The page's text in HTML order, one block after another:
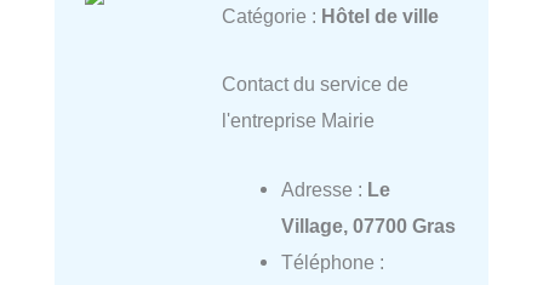
Catégorie : Hôtel de ville
Contact du service de
l'entreprise Mairie
Adresse : Le
Village, 07700 Gras
Téléphone :